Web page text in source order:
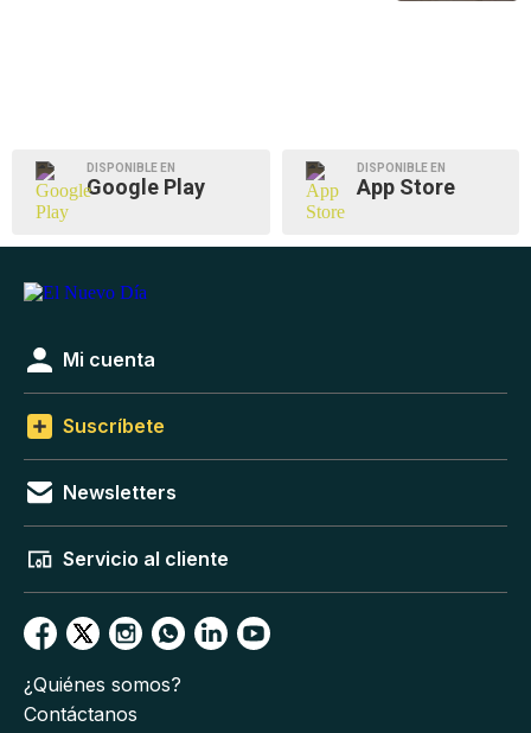
DISPONIBLE EN
Google Play
DISPONIBLE EN
App Store
Mi cuenta
Suscríbete
Newsletters
Servicio al cliente
¿Quiénes somos?
Contáctanos